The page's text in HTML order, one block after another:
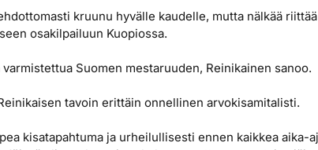
kruunu hyvälle kaudelle, mutta nälkää
osakilpailuun Kuopiossa.
Suomen mestaruuden, Reinikainen sanoo.
tavoin erittäin onnellinen arvokisamitalisti.
kisatapahtuma ja urheilullisesti ennen kaikkea aika-